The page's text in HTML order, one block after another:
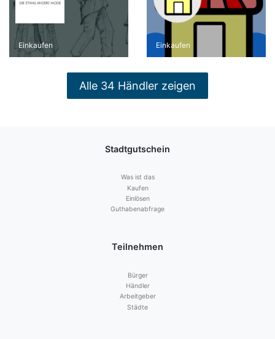
Einkaufen Einkaufen
Alle 34 Händler zeigen
Stadtgutschein
Was ist das
Kaufen
Einlösen
Guthabenabfrage
Teilnehmen
Bürger
Händler
Arbeitgeber
Städte